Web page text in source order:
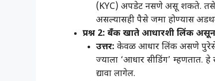
(KYC) अपडेट नसणे असू शकते.
असल्यासही पैसे जमा होण्यास
प्रश्न 2: बँक खाते आधारशी लिंक
उत्तर: केवळ आधार लिंक असणे पुरेसे
ज्याला ‘आधार सीडिंग’ म्हणतात.
द्यावा लागेल.